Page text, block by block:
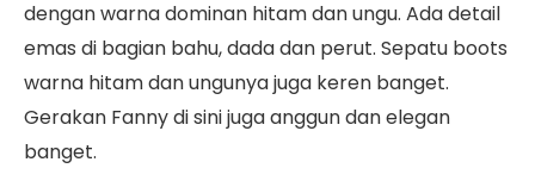
dengan warna dominan hitam dan ungu. Ada detail
emas di bagian bahu, dada dan perut. Sepatu boots
warna hitam dan ungunya juga keren banget.
Gerakan Fanny di sini juga anggun dan elegan
banget.